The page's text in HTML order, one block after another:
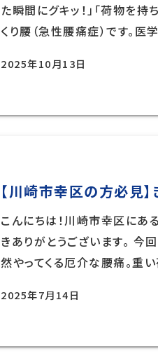
た瞬間にグキッ！」「荷物を
くり腰（急性腰痛症）です。
2025年10月13日
【川崎市幸区の方必見
こんにちは！川崎市幸区にあ
きありがとうございます。 今
然やってくる厄介な腰痛。重
2025年7月14日